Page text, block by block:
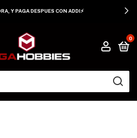
Y PAGA DESPUES CON ADDI⚡
0